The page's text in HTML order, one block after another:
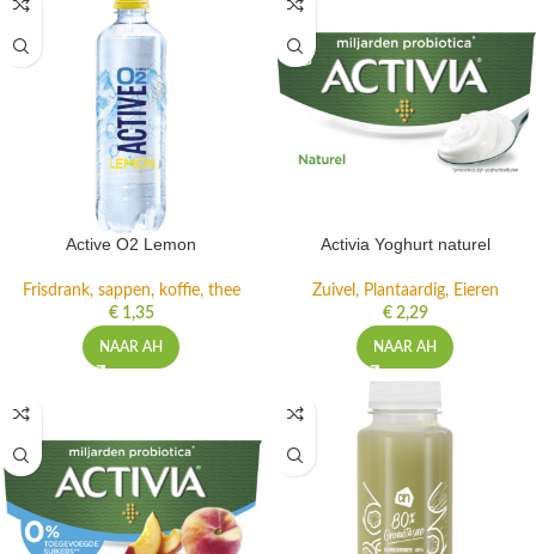
Active O2 Lemon
Frisdrank, sappen, koffie, thee
€1,35
NAAR AH
Activia Yoghurt naturel
Zuivel, Plantaardig, Eieren
€2,29
NAAR AH